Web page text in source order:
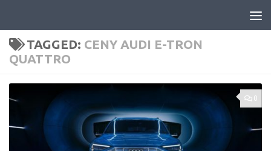
TAGGED: CENY AUDI E-TRON
QUATTRO
0